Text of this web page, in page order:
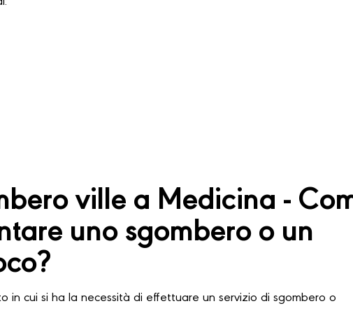
ville a Medicina -
uno sgombero o un
in cui si ha la necessità di effettuare un servizio di sgombero o